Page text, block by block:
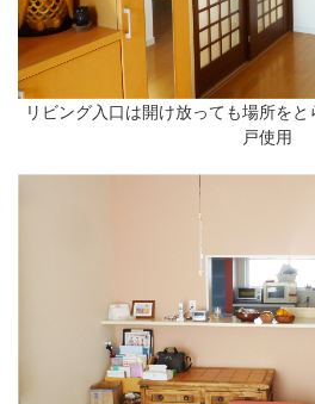
リビング入口は開け放っても場所を
戸使用